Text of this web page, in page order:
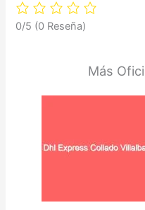
0/5 (0 Reseña)
Más